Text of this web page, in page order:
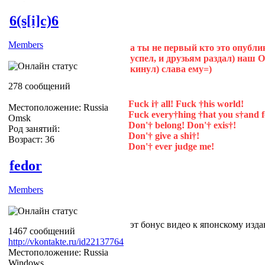
6(s[i]c)6
Members
278 сообщений
Местоположение: Russia
Omsk
Род занятий:
Возраст: 36
а ты не первый кто это
успел, и друзьям раздал) наш
кинул) слава ему=)
Fuck i† all! Fuck †his world!
Fuck every†hing †hat you s†and
Don'† belong! Don'† exis†!
Don'† give a shi†!
Don'† ever judge me!
fedor
Members
1467 сообщений
http://vkontakte.ru/id22137764
Местоположение: Russia
Windows
эт бонус видео к японскому